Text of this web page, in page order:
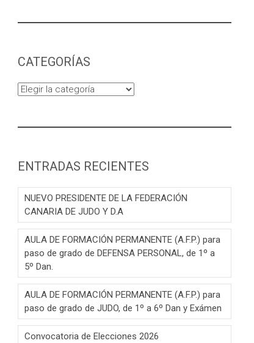
CATEGORÍAS
Categorías
ENTRADAS RECIENTES
NUEVO PRESIDENTE DE LA FEDERACIÓN
CANARIA DE JUDO Y D.A
AULA DE FORMACIÓN PERMANENTE (A.F.P.) para
paso de grado de DEFENSA PERSONAL, de 1º a
5º Dan.
AULA DE FORMACIÓN PERMANENTE (A.F.P.) para
paso de grado de JUDO, de 1º a 6º Dan y Exámen
Convocatoria de Elecciones 2026